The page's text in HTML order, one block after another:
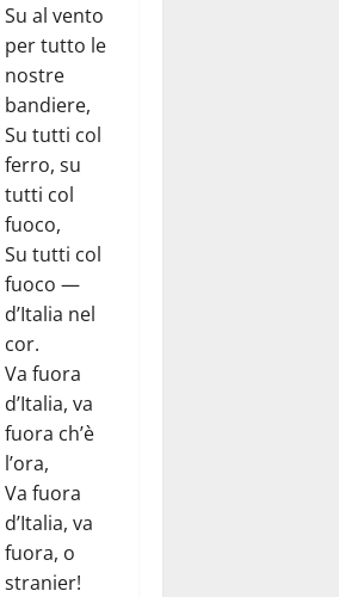
Su al vento
per tutto le
nostre
bandiere,
Su tutti col
ferro, su
tutti col
fuoco,
Su tutti col
fuoco —
d’Italia nel
cor.
Va fuora
d’Italia, va
fuora ch’è
l’ora,
Va fuora
d’Italia, va
fuora, o
stranier!